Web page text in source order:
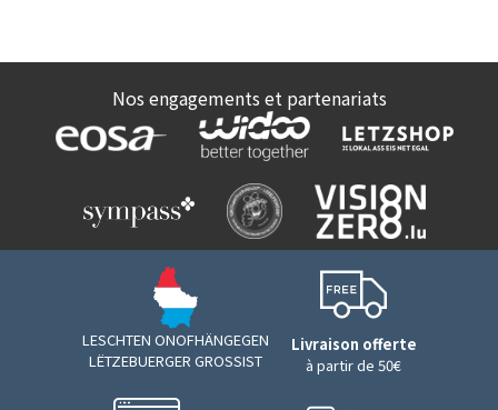
Nos engagements et partenariats
LESCHTEN ONOFHÄNGEGEN
LËTZEBUERGER GROSSIST
Livraison offerte
à partir de 50€